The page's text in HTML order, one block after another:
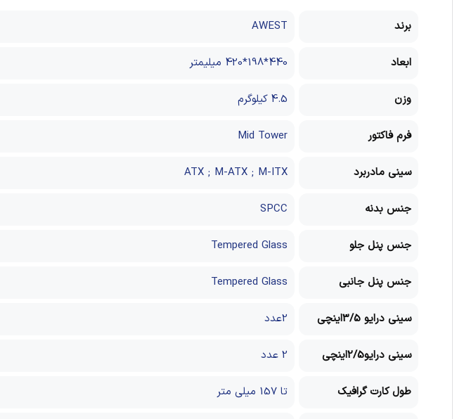
برند AWEST
ابعاد 440*198*420 میلیمتر
وزن 4.5 کیلوگرم
فرم فاکتور Mid Tower
سینی مادربرد ATX ; M-ATX ; M-ITX
جنس بدنه SPCC
جنس پنل جلو Tempered Glass
جنس پنل جانبی Tempered Glass
سینی درایو 3/5اینچی 2عدد
سینی درایو2/5اینچی 2 عدد
طول کارت گرافیک تا 157 میلی متر